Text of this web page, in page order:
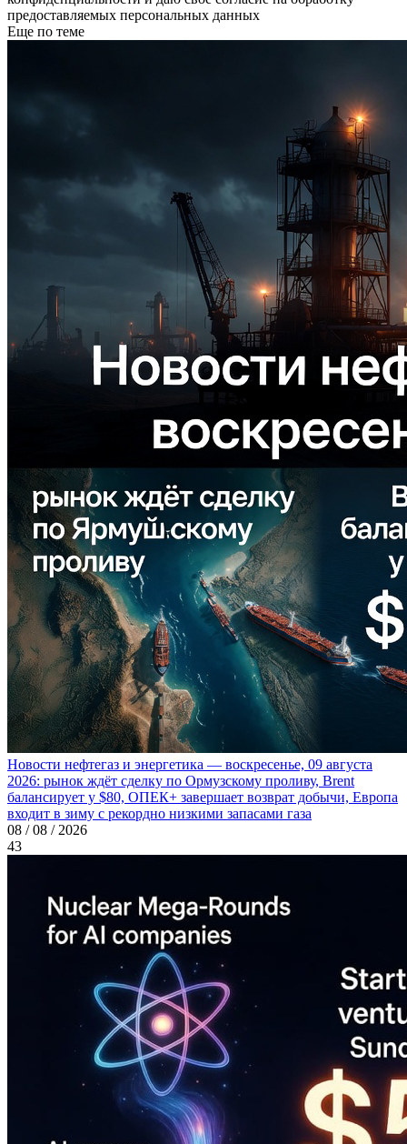
предоставляемых персональных данных
Еще по теме
Новости нефтегаз и энергетика — воскресенье, 09 августа
2026: рынок ждёт сделку по Ормузскому проливу, Brent
балансирует у $80, ОПЕК+ завершает возврат добычи, Европа
входит в зиму с рекордно низкими запасами газа
08 / 08 / 2026
43